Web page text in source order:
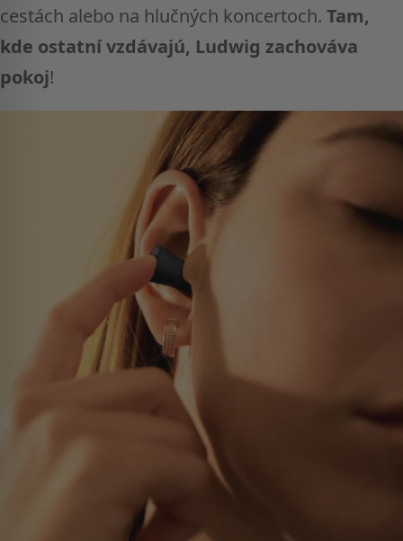
cestách alebo na hlučných koncertoch. Tam,
kde ostatní vzdávajú, Ludwig zachováva
pokoj!